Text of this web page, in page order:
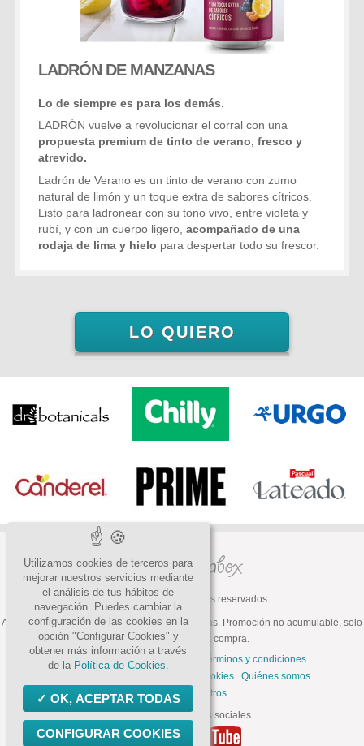
LADRÓN DE MANZANAS
Lo de siempre es para los demás.
LADRÓN vuelve a revolucionar el corral con una
propuesta premium de tinto de verano, fresco y
atrevido.
Ladrón de Verano es un tinto de verano con zumo
natural de limón y un toque extra de sabores cítricos.
Listo para ladronear con su tono vivo, entre violeta y
rubí, y con un cuerpo ligero,acompañado de una
rodaja de lima y hielo para despertar todo su frescor.
LO QUIERO
© 2026 Todos los derechos reservados.
ATENCIÓN: Oferta válida hasta fin de existencias. Promoción no acumulable, solo
válida para la primera compra.
Preguntas frecuentes
Términos y condiciones
Política de cookies
Quiénes somos
Trabaja con nosotros
Síguenos en las redes sociales
Utilizamos cookies de terceros para
mejorar nuestros servicios mediante
el análisis de tus hábitos de
navegación. Puedes cambiar la
configuración de las cookies en la
opción "Configurar Cookies" y
obtener más información a través
de la Política de Cookies.
OK, ACEPTAR TODAS
CONFIGURAR COOKIES